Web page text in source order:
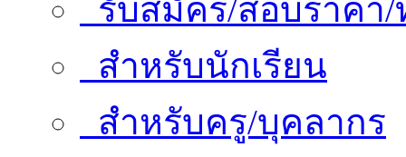
รับสมัคร/สอบราคา/
สำหรับนักเรียน
สำหรับครู/บุคลากร